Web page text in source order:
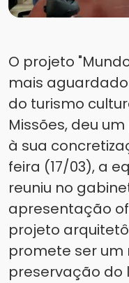
O projeto
mais
do turismo
Missões, deu
à sua
feira (17/03), a
reuniu no
apresentação
projeto
promete ser
preservação do